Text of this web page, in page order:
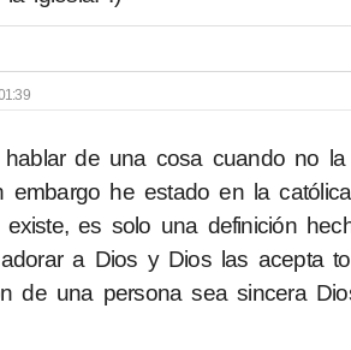
de una cosa cuando no
embargo he estado en la
es solo una definición
a Dios y Dios las acepta
de una persona sea sincera